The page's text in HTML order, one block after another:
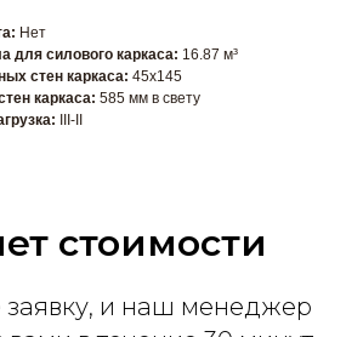
Нет
для силового каркаса: 16.87 м³
стен каркаса: 45х145
каркаса: 585 мм в свету
III-II
стоимости
заявку, и наш менеджер